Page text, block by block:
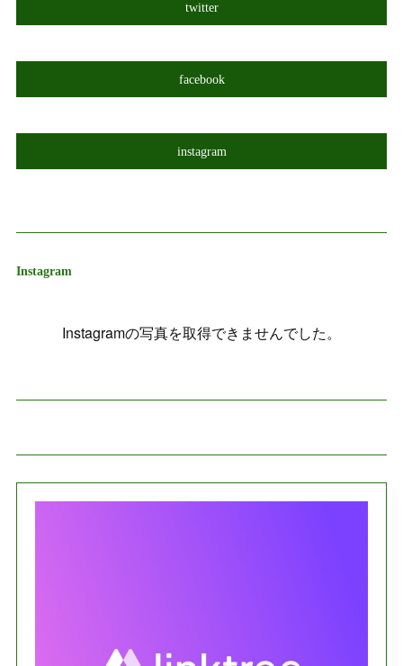
twitter
facebook
instagram
Instagram
Instagramの写真を取得できませんでした。